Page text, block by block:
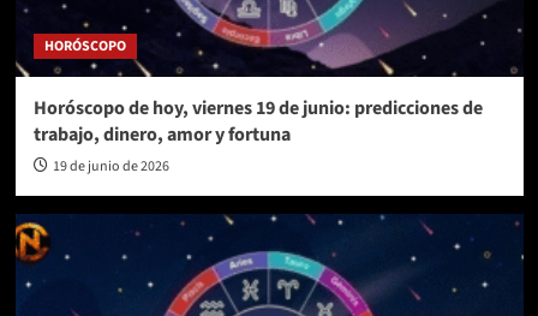
HORÓSCOPO
Horóscopo de hoy, viernes 19 de junio: predicciones de
trabajo, dinero, amor y fortuna
19 de junio de 2026